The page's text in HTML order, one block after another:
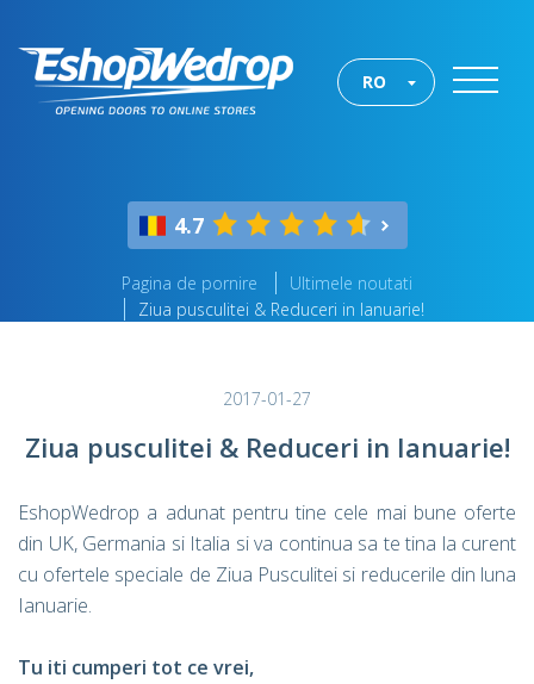
RO
4.7
Pagina de pornire
Ultimele noutati
Ziua pusculitei & Reduceri in Ianuarie!
2017-01-27
Ziua pusculitei & Reduceri in Ianuarie!
EshopWedrop a adunat pentru tine cele mai bune oferte
din UK, Germania si Italia si va continua sa te tina la curent
cu ofertele speciale de Ziua Pusculitei si reducerile din luna
Ianuarie.
Tu iti cumperi tot ce vrei,